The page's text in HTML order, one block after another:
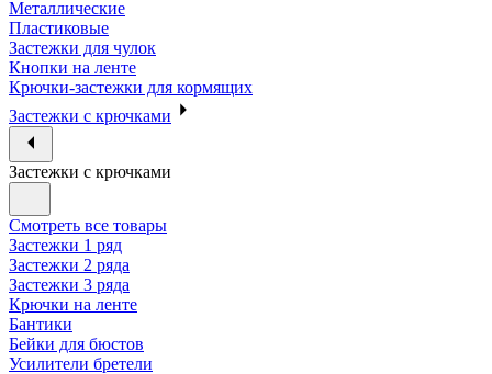
Металлические
Пластиковые
Застежки для чулок
Кнопки на ленте
Крючки-застежки для кормящих
Застежки с крючками
Застежки с крючками
Смотреть все товары
Застежки 1 ряд
Застежки 2 ряда
Застежки 3 ряда
Крючки на ленте
Бантики
Бейки для бюстов
Усилители бретели